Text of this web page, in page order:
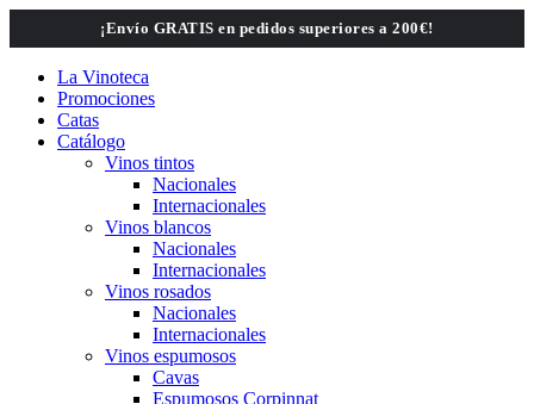
¡Envío GRATIS en pedidos superiores a 200€!
La Vinoteca
Promociones
Catas
Catálogo
Vinos tintos
Nacionales
Internacionales
Vinos blancos
Nacionales
Internacionales
Vinos rosados
Nacionales
Internacionales
Vinos espumosos
Cavas
Espumosos Corpinnat